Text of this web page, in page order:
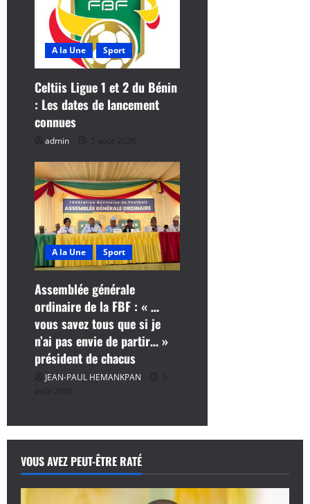
c
l
e
A la Une Sport
Celtiis Ligue 1 et 2 du Bénin
: Les dates de lancement
connues
admin 5 août 2026
A la Une Sport
Assemblée générale
ordinaire de la FBF : « …
vous savez tous que si je
n’ai pas envie de partir… »
président de chacus
JEAN-PAUL HEMANKPAN
5
août 2026
VOUS AVEZ PEUT-ÊTRE RATÉ